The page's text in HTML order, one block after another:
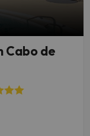
Cabo de